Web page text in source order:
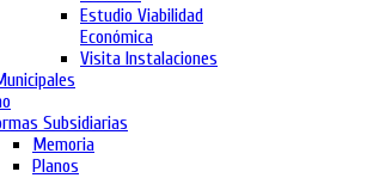
Estudio Viabilidad
Económica
Visita Instalaciones
Subsidiarias
Memoria
Planos